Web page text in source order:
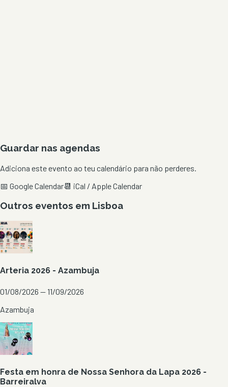
Guardar nas agendas
Adiciona este evento ao teu calendário para não perderes.
📅 Google Calendar📆 iCal / Apple Calendar
Outros eventos em Lisboa
Arteria 2026 - Azambuja
01/08/2026 — 11/09/2026
Azambuja
Festa em honra de Nossa Senhora da Lapa 2026 -
Barreiralva